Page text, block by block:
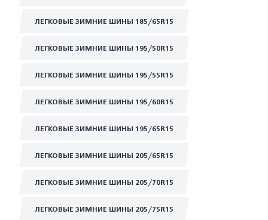
ЛЕГКОВЫЕ ЗИМНИЕ ШИНЫ 185/65R15
ЛЕГКОВЫЕ ЗИМНИЕ ШИНЫ 195/50R15
ЛЕГКОВЫЕ ЗИМНИЕ ШИНЫ 195/55R15
ЛЕГКОВЫЕ ЗИМНИЕ ШИНЫ 195/60R15
ЛЕГКОВЫЕ ЗИМНИЕ ШИНЫ 195/65R15
ЛЕГКОВЫЕ ЗИМНИЕ ШИНЫ 205/65R15
ЛЕГКОВЫЕ ЗИМНИЕ ШИНЫ 205/70R15
ЛЕГКОВЫЕ ЗИМНИЕ ШИНЫ 205/75R15